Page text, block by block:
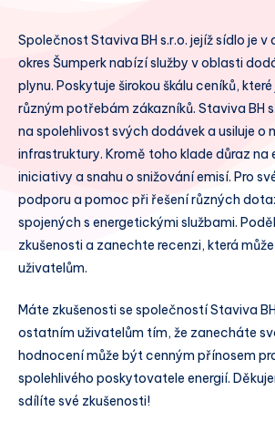
Společnost Staviva BH s.r.o. jejíž sídlo je v
okres Šumperk nabízí služby v oblasti
plynu. Poskytuje širokou škálu ceníků,
různým potřebám zákazníků. Staviva BH
na spolehlivost svých dodávek a usiluje o
infrastruktury. Kromě toho klade důraz na
iniciativy a snahu o snižování emisí. Pro
podporu a pomoc při řešení různých
spojených s energetickými službami.
zkušenosti a zanechte recenzi, která
uživatelům.
Máte zkušenosti se společností Staviva
ostatním uživatelům tím, že zanecháte
hodnocení může být cenným přínosem
spolehlivého poskytovatele energií.
sdílíte své zkušenosti!